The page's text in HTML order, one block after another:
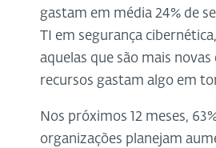
gastam em média 24% de
TI em segurança
aquelas que são mais novas
recursos gastam algo em
Nos próximos 12 meses,
organizações planejam